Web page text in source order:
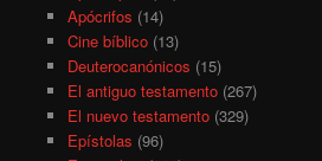
Apócrifos (14)
Cine bíblico(13)
Deuterocanónicos (15)
El antiguo testamento(267)
El nuevo testamento(329)
Epístolas (96)